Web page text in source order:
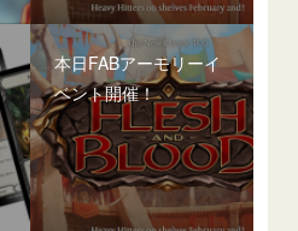
本日FABアーモリーイ
ベント開催！